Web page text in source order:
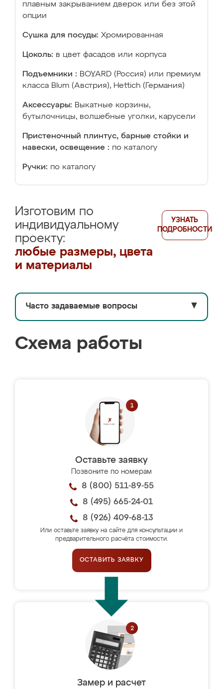
плавным закрыванием дверок или без этой
опции
Сушка для посуды: Хромированная
Цоколь: в цвет фасадов или корпуса
Подъемники : BOYARD (Россия) или премиум
класса Blum (Австрия), Hettich (Германия)
Аксессуары: Выкатные корзины,
бутылочницы, волшебные уголки, карусели
Пристеночный плинтус, барные стойки и
навески, освещение : по каталогу
Ручки: по каталогу
Изготовим по
индивидуальному
проекту:
любые размеры, цвета
и материалы
УЗНАТЬ
ПОДРОБНОСТИ
Часто задаваемые вопросы ▼
Схема работы
Оставьте заявку
Позвоните по номерам
8 (800) 511-89-55
8 (495) 665-24-01
8 (926) 409-68-13
Или оставьте заявку на сайте для консультации и
предварительного расчёта стоимости.
ОСТАВИТЬ ЗАЯВКУ
Замер и расчет